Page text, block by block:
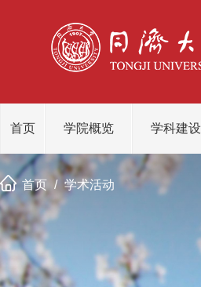
首页 学院概览 学科建设
首页 / 学术活动